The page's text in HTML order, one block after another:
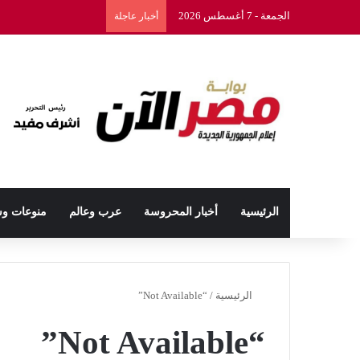
الجمعة - 7 أغسطس 2026 أخبار عاجلة
الرئيسية أخبار المحروسة عرب وعالم منوعات
الرئيسية /
“Not Available”
“Not Available”